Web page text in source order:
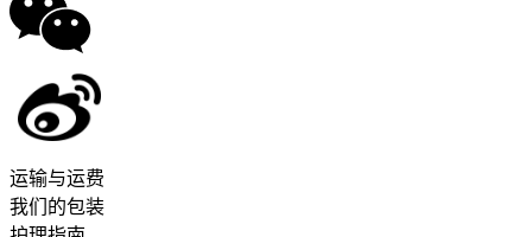
运输与运费
我们的包装